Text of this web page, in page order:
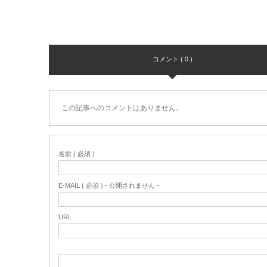
コメント ( 0 )
この記事へのコメントはありません。
名前 ( 必須 )
E-MAIL ( 必須 ) - 公開されません -
URL